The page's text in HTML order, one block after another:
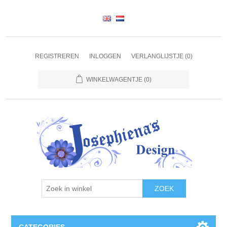
REGISTREREN INLOGGEN VERLANGLIJSTJE (0)
WINKELWAGENTJE (0)
ZOEK